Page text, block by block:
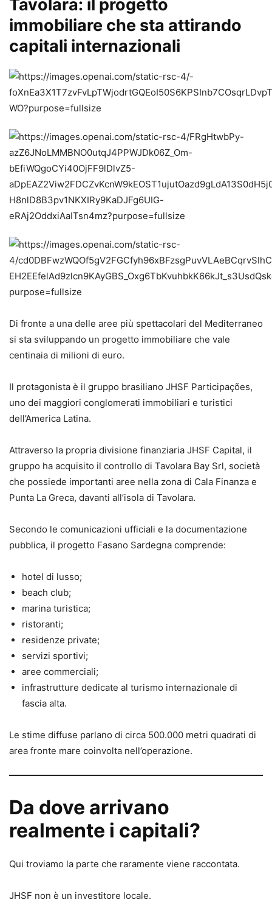
Tavolara: il progetto
immobiliare che sta attirando
capitali internazionali
Di fronte a una delle aree più spettacolari del Mediterraneo
si sta sviluppando un progetto immobiliare che vale
centinaia di milioni di euro.
Il protagonista è il gruppo brasiliano JHSF Participações,
uno dei maggiori conglomerati immobiliari e turistici
dell’America Latina.
Attraverso la propria divisione finanziaria JHSF Capital, il
gruppo ha acquisito il controllo di Tavolara Bay Srl, società
che possiede importanti aree nella zona di Cala Finanza e
Punta La Greca, davanti all’isola di Tavolara.
Secondo le comunicazioni ufficiali e la documentazione
pubblica, il progetto Fasano Sardegna comprende:
hotel di lusso;
beach club;
marina turistica;
ristoranti;
residenze private;
servizi sportivi;
aree commerciali;
infrastrutture dedicate al turismo internazionale di
fascia alta.
Le stime diffuse parlano di circa 500.000 metri quadrati di
area fronte mare coinvolta nell’operazione.
Da dove arrivano
realmente i capitali?
Qui troviamo la parte che raramente viene raccontata.
JHSF non è un investitore locale.